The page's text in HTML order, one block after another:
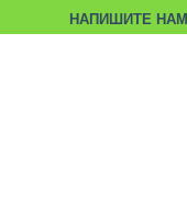
НАПИШИТЕ НАМ